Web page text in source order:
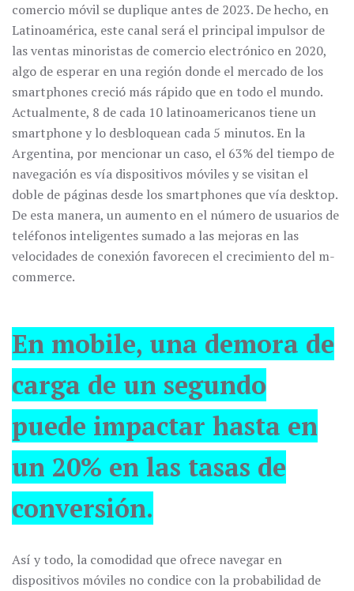
comercio móvil se duplique antes de 2023. De hecho, en
Latinoamérica, este canal será el principal impulsor de
las ventas minoristas de comercio electrónico en 2020,
algo de esperar en una región donde el mercado de los
smartphones creció más rápido que en todo el mundo.
Actualmente, 8 de cada 10 latinoamericanos tiene un
smartphone y lo desbloquean cada 5 minutos. En la
Argentina, por mencionar un caso, el 63% del tiempo de
navegación es vía dispositivos móviles y se visitan el
doble de páginas desde los smartphones que vía desktop.
De esta manera, un aumento en el número de usuarios de
teléfonos inteligentes sumado a las mejoras en las
velocidades de conexión favorecen el crecimiento del m-
commerce.
En mobile, una demora de
carga de un segundo
puede impactar hasta en
un 20% en las tasas de
conversión.
Así y todo, la comodidad que ofrece navegar en
dispositivos móviles no condice con la probabilidad de